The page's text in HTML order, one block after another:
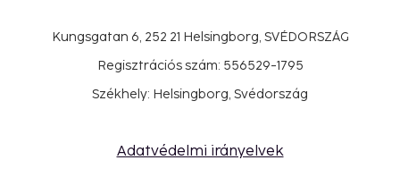
Kungsgatan 6, 252 21 Helsingborg, SVÉDORSZÁG
Regisztrációs szám: 556529-1795
Székhely: Helsingborg, Svédország
Adatvédelmi irányelvek